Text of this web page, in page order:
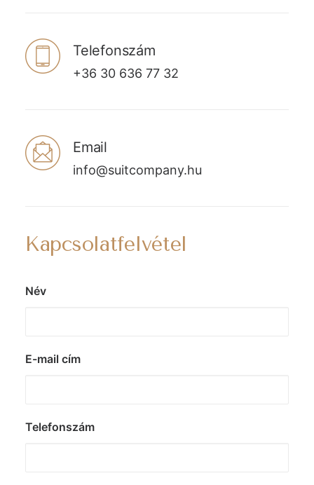
Telefonszám
+36 30 636 77 32
Email
info@suitcompany.hu
Kapcsolatfelvétel
Név
E-mail cím
Telefonszám